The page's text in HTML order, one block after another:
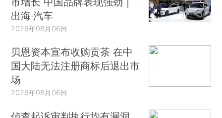
出海·汽车
2026年08月06日
贝恩资本宣布收购贡茶 在中
国大陆无法注册商标后退出市
场
2026年08月06日